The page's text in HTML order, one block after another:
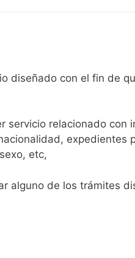
diseñado con el fin de
relacionado
expedientes
etc,
alguno de los trámites